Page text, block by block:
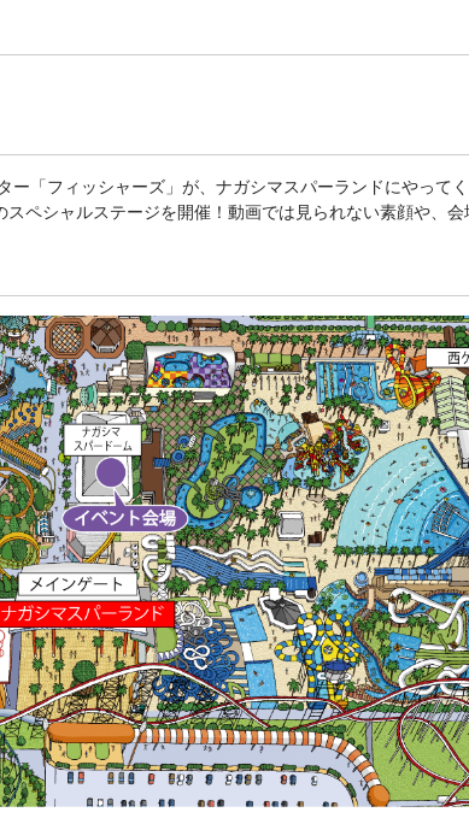
「フィッシャーズ」が、 ナガシマスパーランドにやって
ペシャルステージを開催！動画では見られない素顔や、会